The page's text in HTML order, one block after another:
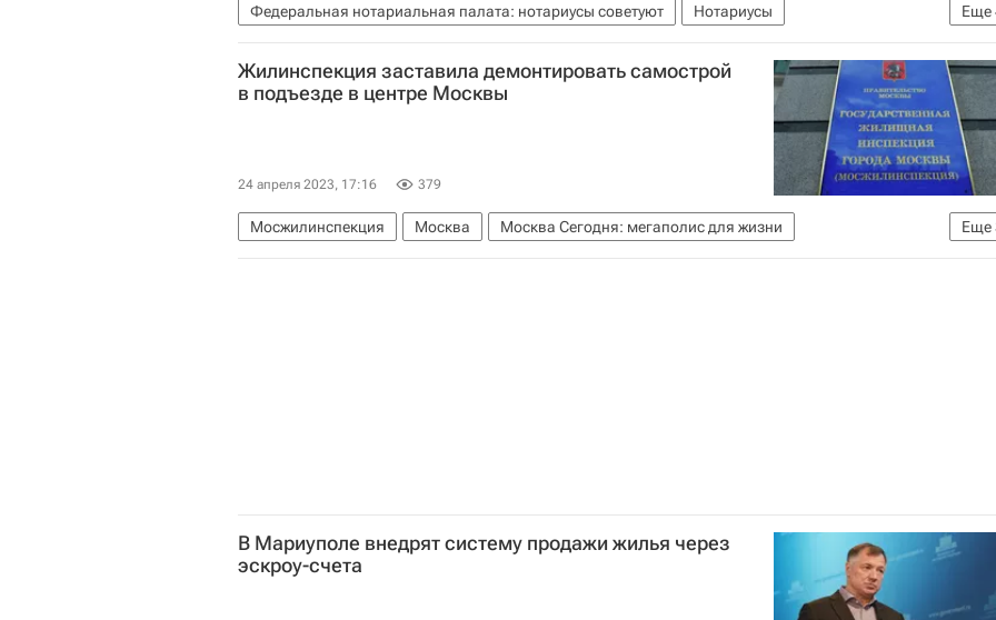
Еще
Федеральная нотариальная палата: нотариусы советуют
Нотариусы
Федеральная нотариальная палата
Константин Корсик Россия Жилье
Жилинспекция заставила демонтировать самострой
в подъезде в центре Москвы
24 апреля 2023, 17:16 379
Еще
Мосжилинспекция Москва
Москва Сегодня: мегаполис для жизни
Городское хозяйство Москвы
Комплекс городского хозяйства Москвы Самострой
В Мариуполе внедрят систему продажи жилья через
эскроу-счета